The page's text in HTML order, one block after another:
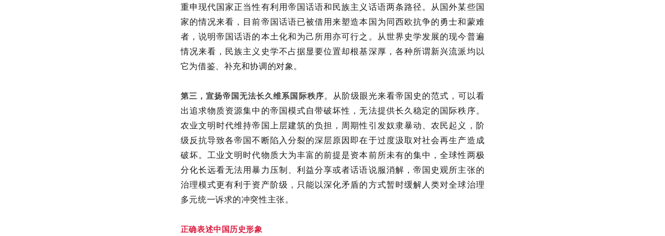
重申现代国家正当性有利用帝国话语和民族主义话语两条路径。从国外某些国
家的情况来看，目前帝国话语已被借用来塑造本国为同西欧抗争的勇士和蒙难
者，说明帝国话语的本土化和为己所用亦可行之。从世界史学发展的现今普遍
情况来看，民族主义史学不占据显要位置却根基深厚，各种所谓新兴流派均以
它为借鉴、补充和协调的对象。
第三，宣扬帝国无法长久维系国际秩序。从阶级眼光来看帝国史的范式，可以看
出追求物质资源集中的帝国模式自带破坏性，无法提供长久稳定的国际秩序。
农业文明时代维持帝国上层建筑的负担，周期性引发奴隶暴动、农民起义，阶
级反抗导致各帝国不断陷入分裂的深层原因即在于过度汲取对社会再生产造成
破坏。工业文明时代物质大为丰富的前提是资本前所未有的集中，全球性两极
分化长远看无法用暴力压制、利益分享或者话语说服消解，帝国史观所主张的
治理模式更有利于资产阶级，只能以深化矛盾的方式暂时缓解人类对全球治理
多元统一诉求的冲突性主张。
正确表述中国历史形象